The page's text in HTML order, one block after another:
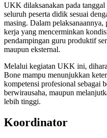
UKK dilaksanakan pada
seluruh peserta didik sesuai
masing. Dalam
kerja yang mencerminkan
pendampingan guru produktif
maupun eksternal.
Melalui kegiatan UKK ini,
Bone mampu menunjukkan
kompetensi profesional sebagai
berwirausaha, maupun
lebih tinggi.
Koordinator